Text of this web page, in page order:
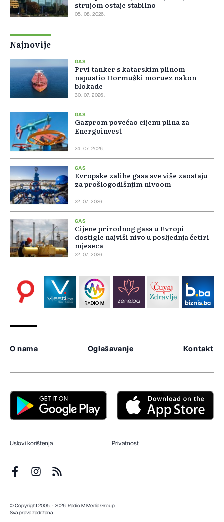
strujom ostaje stabilno
05. 08. 2026.
Najnovije
GAS
Prvi tanker s katarskim plinom
napustio Hormuški moruez nakon
blokade
30. 07. 2026.
GAS
Gazprom povećao cijenu plina za
Energoinvest
24. 07. 2026.
GAS
Evropske zalihe gasa sve više zaostaju
za prošlogodišnjim nivoom
22. 07. 2026.
GAS
Cijene prirodnog gasa u Evropi
dostigle najviši nivo u posljednja četiri
mjeseca
22. 07. 2026.
O nama Oglašavanje Kontakt
Uslovi korištenja Privatnost
© Copyright 2005. - 2026. Radio M Media Group.
Sva prava zadržana.